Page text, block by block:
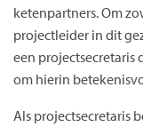
ketenpartners. Om
projectleider in dit
een projectsecretaris
om hierin
Als projectsecretaris